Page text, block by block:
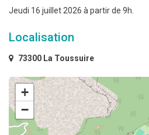
Jeudi 16 juillet 2026 à partir de 9h.
Localisation
73300 La Toussuire
+
−